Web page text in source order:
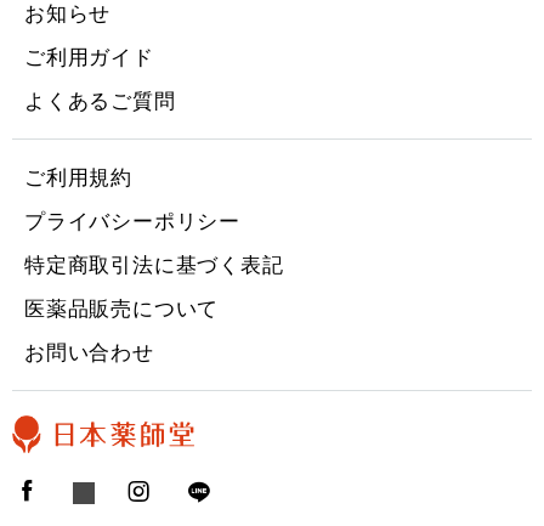
お知らせ
ご利用ガイド
よくあるご質問
ご利用規約
プライバシーポリシー
特定商取引法に基づく表記
医薬品販売について
お問い合わせ